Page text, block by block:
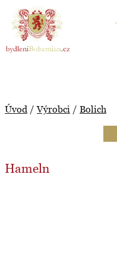
BydleniBohemian.cz
Úvod /Výrobci / Bolich
Hameln